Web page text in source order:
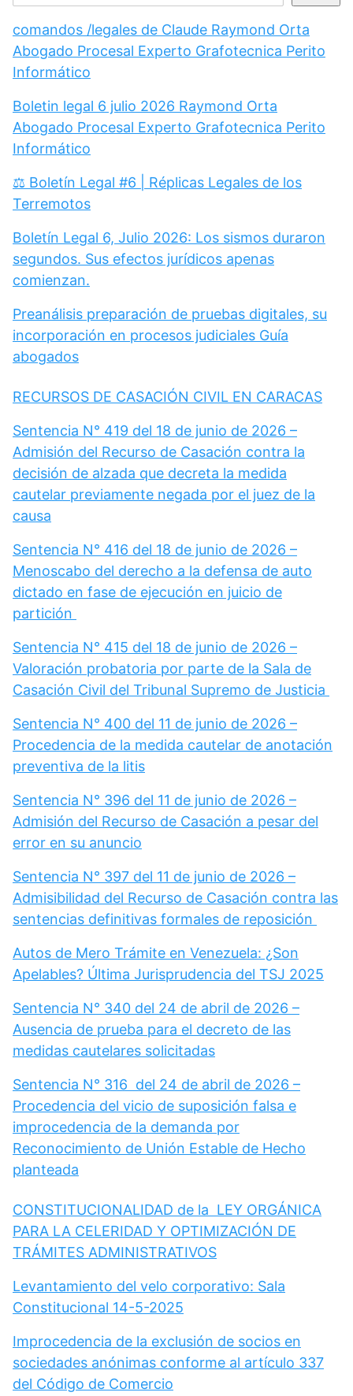
comandos /legales de Claude Raymond Orta
Abogado Procesal Experto Grafotecnica Perito
Informático
Boletin legal 6 julio 2026 Raymond Orta
Abogado Procesal Experto Grafotecnica Perito
Informático
⚖️ Boletín Legal #6 | Réplicas Legales de los
Terremotos
Boletín Legal 6, Julio 2026: Los sismos duraron
segundos. Sus efectos jurídicos apenas
comienzan.
Preanálisis preparación de pruebas digitales, su
incorporación en procesos judiciales Guía
abogados
RECURSOS DE CASACIÓN CIVIL EN CARACAS
Sentencia N° 419 del 18 de junio de 2026 –
Admisión del Recurso de Casación contra la
decisión de alzada que decreta la medida
cautelar previamente negada por el juez de la
causa
Sentencia N° 416 del 18 de junio de 2026 –
Menoscabo del derecho a la defensa de auto
dictado en fase de ejecución en juicio de
partición
Sentencia N° 415 del 18 de junio de 2026 –
Valoración probatoria por parte de la Sala de
Casación Civil del Tribunal Supremo de Justicia
Sentencia N° 400 del 11 de junio de 2026 –
Procedencia de la medida cautelar de anotación
preventiva de la litis
Sentencia N° 396 del 11 de junio de 2026 –
Admisión del Recurso de Casación a pesar del
error en su anuncio
Sentencia N° 397 del 11 de junio de 2026 –
Admisibilidad del Recurso de Casación contra las
sentencias definitivas formales de reposición
Autos de Mero Trámite en Venezuela: ¿Son
Apelables? Última Jurisprudencia del TSJ 2025
Sentencia N° 340 del 24 de abril de 2026 –
Ausencia de prueba para el decreto de las
medidas cautelares solicitadas
Sentencia N° 316 del 24 de abril de 2026 –
Procedencia del vicio de suposición falsa e
improcedencia de la demanda por
Reconocimiento de Unión Estable de Hecho
planteada
CONSTITUCIONALIDAD de la LEY ORGÁNICA
PARA LA CELERIDAD Y OPTIMIZACIÓN DE
TRÁMITES ADMINISTRATIVOS
Levantamiento del velo corporativo: Sala
Constitucional 14-5-2025
Improcedencia de la exclusión de socios en
sociedades anónimas conforme al artículo 337
del Código de Comercio